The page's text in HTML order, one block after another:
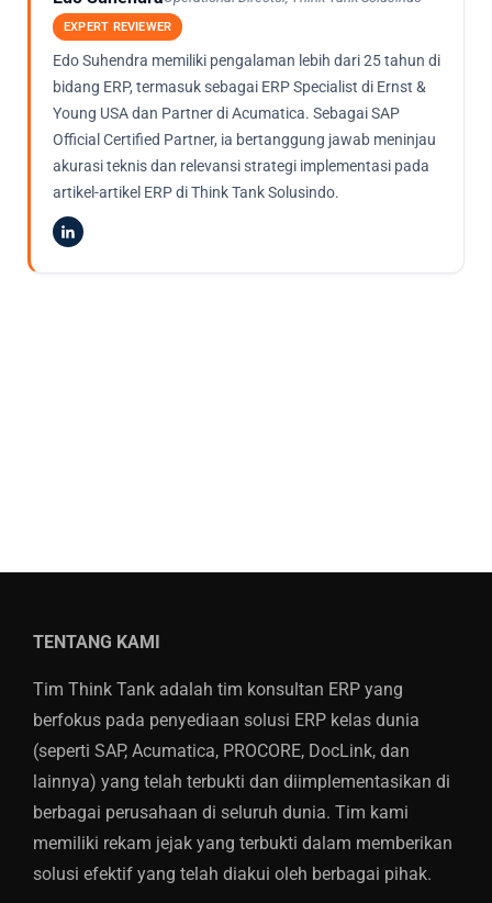
EXPERT REVIEWER
Edo Suhendra memiliki pengalaman lebih dari 25 tahun di
bidang ERP, termasuk sebagai ERP Specialist di Ernst &
Young USA dan Partner di Acumatica. Sebagai SAP
Official Certified Partner, ia bertanggung jawab meninjau
akurasi teknis dan relevansi strategi implementasi pada
artikel-artikel ERP di Think Tank Solusindo.
TENTANG KAMI
Tim Think Tank adalah tim konsultan ERP yang
berfokus pada penyediaan solusi ERP kelas dunia
(seperti SAP, Acumatica, PROCORE, DocLink, dan
lainnya) yang telah terbukti dan diimplementasikan di
berbagai perusahaan di seluruh dunia. Tim kami
memiliki rekam jejak yang terbukti dalam memberikan
solusi efektif yang telah diakui oleh berbagai pihak.